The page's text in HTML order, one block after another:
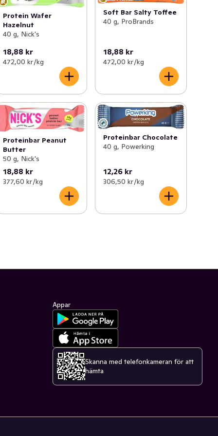
Protein Wafer
Hazelnut
40 g, Nick's
18,88 kr
472,00 kr /kg
Soft Bar Salty Toffee
40 g, ProBrands
18,88 kr
472,00 kr /kg
Proteinbar Peanut
Butter
50 g, Nick's
18,88 kr
377,60 kr /kg
Proteinbar Chocolate
40 g, Powerking
12,26 kr
306,50 kr /kg
Appar
Skanna med telefonkameran för att
hämta